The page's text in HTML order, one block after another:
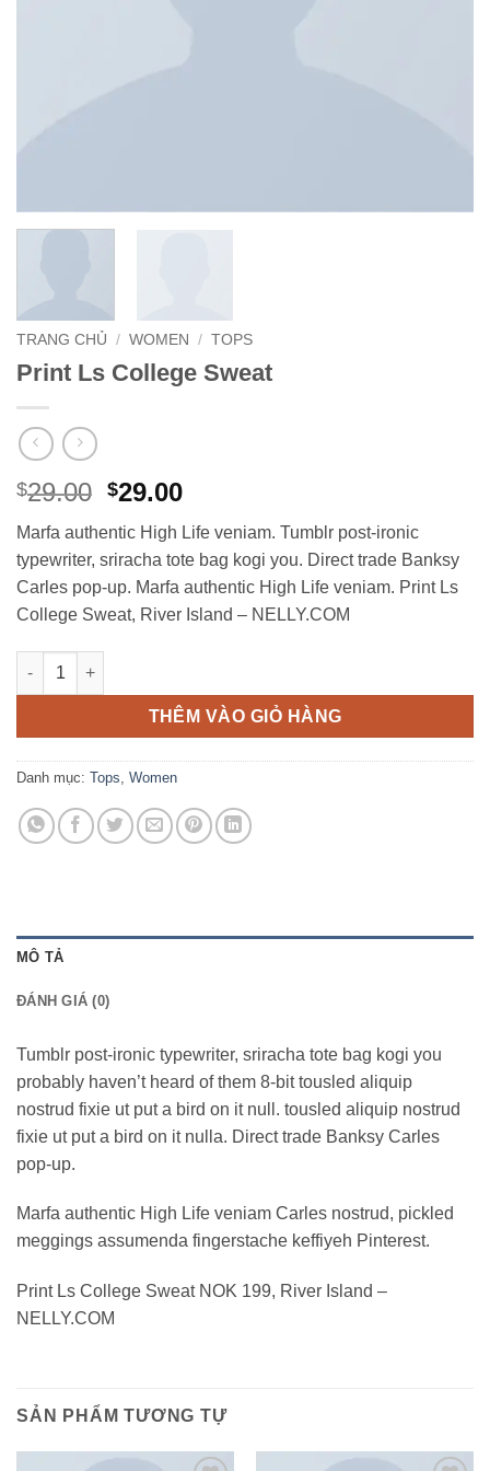
TRANG CHỦ / WOMEN / TOPS
Print Ls College Sweat
$29.00 Giá
là:
$29.00.
$29.00Giá
tại
là:
$29.00.
Marfa authentic High Life veniam. Tumblr post-ironic
typewriter, sriracha tote bag kogi you. Direct trade Banksy
Carles pop-up. Marfa authentic High Life veniam. Print Ls
College Sweat, River Island – NELLY.COM
Print Ls College Sweat số lượng
THÊM VÀO GIỎ HÀNG
Danh mục: Tops Women
MÔ TẢ
ĐÁNH GIÁ (0)
Tumblr post-ironic typewriter, sriracha tote bag kogi you
probably haven’t heard of them 8-bit tousled aliquip
nostrud fixie ut put a bird on it null. tousled aliquip nostrud
fixie ut put a bird on it nulla. Direct trade Banksy Carles
pop-up.
Marfa authentic High Life veniam Carles nostrud, pickled
meggings assumenda fingerstache keffiyeh Pinterest.
Print Ls College Sweat NOK 199, River Island –
NELLY.COM
SẢN PHẨM TƯƠNG TỰ